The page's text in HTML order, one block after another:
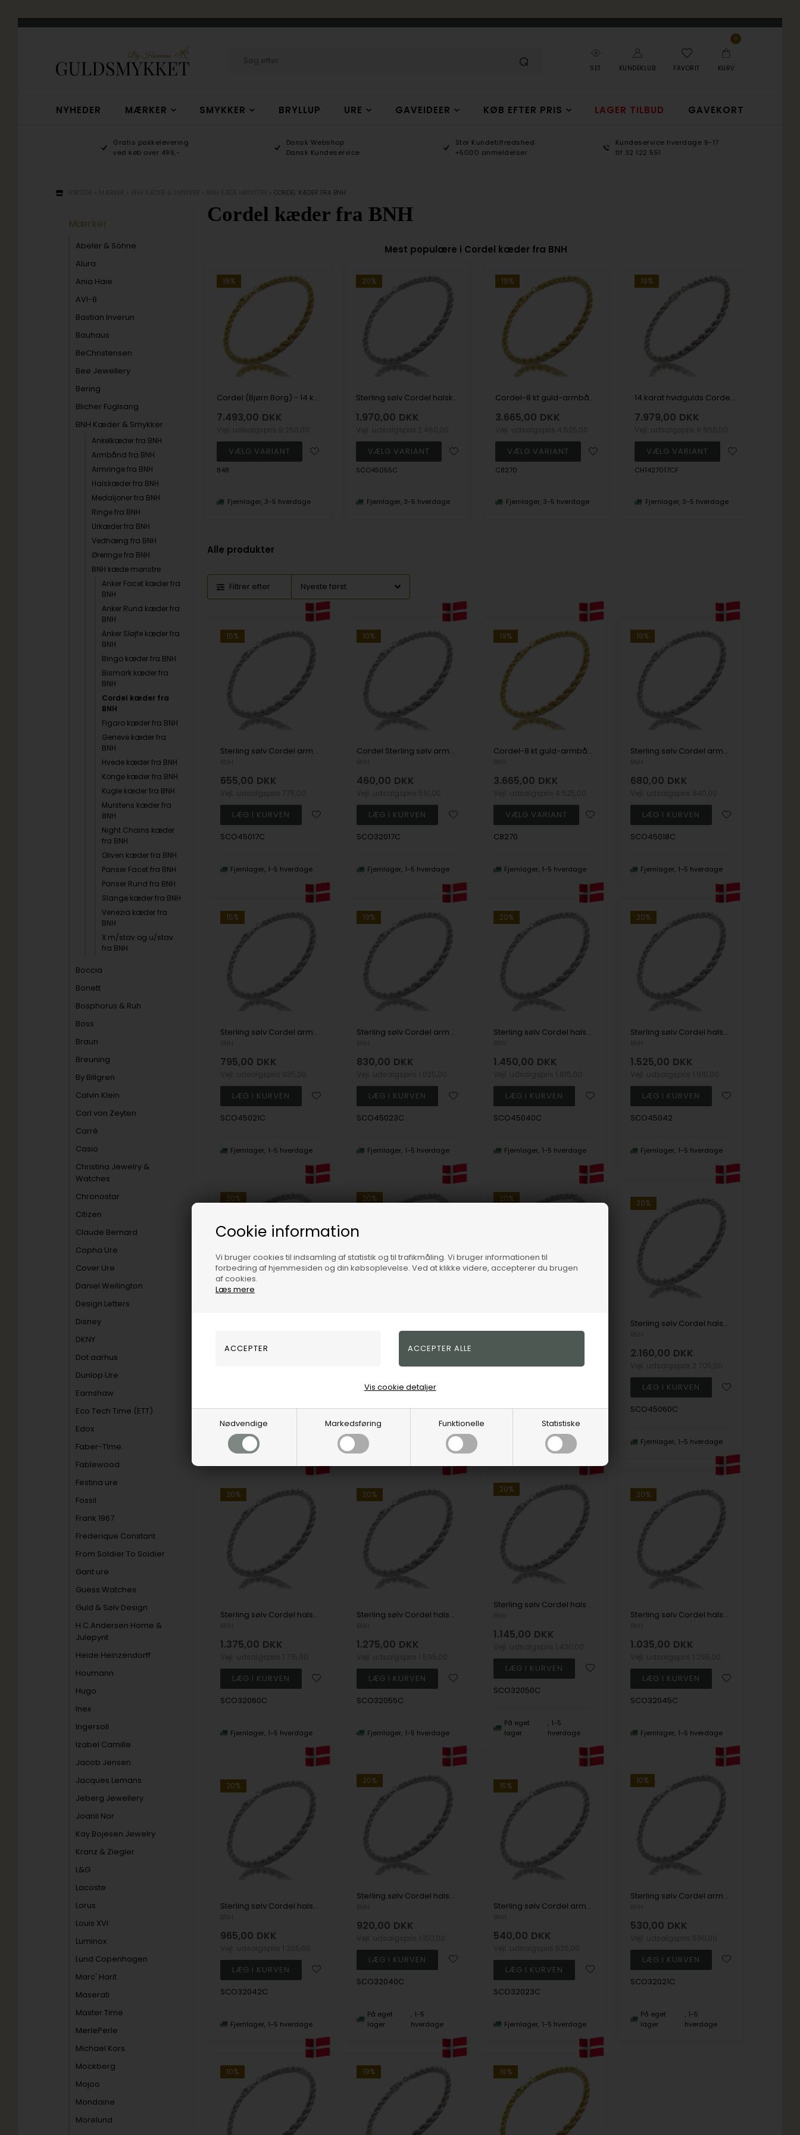
Cookie information
Vi bruger cookies til indsamling af statistik og til trafikmåling. Vi bruger informationen til
forbedring af hjemmesiden og din købsoplevelse. Ved at klikke videre, accepterer du brugen
af cookies.
Læs mere
Nødvendige Markedsføring Funktionelle Statistiske
Vis cookie detaljer
SET KUNDEKLUB FAVORIT
0
KURV
NYHEDER MÆRKER SMYKKER BRYLLUP URE GAVEIDEER KØB EFTER PRIS LAGER TILBUD GAVEKORT
Gratis pakkelevering
ved køb over 499,-
Dansk Webshop
Dansk Kundeservice
Stor Kundetilfredshed
+5000 anmeldelser
Kundeservice hverdage 9-17
tlf 32 122 551
»CORDEL KÆDER FRA BNH
Mærker
Abeler & Söhne
Alura
Ania Haie
AVI-8
Bastian Inverun
Bauhaus
BeChristensen
Bee Jewellery
Bering
Blicher Fuglsang
BNH Kæder & Smykker
Ankelkæder fra BNH
Armbånd fra BNH
Armringe fra BNH
Halskæder fra BNH
Medaljoner fra BNH
Ringe fra BNH
Urkæder fra BNH
Vedhæng fra BNH
Øreringe fra BNH
BNH kæde mønstre
Anker Facet kæder fra
BNH
Anker Rund kæder fra
BNH
Anker Sløjfe kæder fra
BNH
Bingo kæder fra BNH
Bismark kæder fra
BNH
Cordel kæder fra
BNH
Figaro kæder fra BNH
Geneve kæder fra
BNH
Hvede kæder fra BNH
Konge kæder fra BNH
Kugle kæder fra BNH
Murstens kæder fra
BNH
Night Chains kæder
fra BNH
Oliven kæder fra BNH
Panser Facet fra BNH
Panser Rund fra BNH
Slange kæder fra BNH
Venezia kæder fra
BNH
X m/stav og u/stav
fra BNH
Boccia
Bonett
Bosphorus & Ruh
Boss
Braun
Breuning
By Billgren
Calvin Klein
Carl von Zeyten
Carré
Casio
Christina Jewelry &
Watches
Chronostar
Citizen
Claude Bernard
Copha Ure
Cover Ure
Daniel Wellington
Design Letters
Disney
DKNY
Dot aarhus
Dunlop Ure
Earnshaw
Eco Tech Time (ETT)
Edox
Faber-TIme
Fablewood
Festina ure
Fossil
Frank 1967
Frederique Constant
From Soldier To Soldier
Gant ure
Guess Watches
Guld & Sølv Design
H.C.Andersen Home &
Julepynt
Heide Heinzendorff
Houmann
Hugo
Inex
Ingersoll
Izabel Camille
Jacob Jensen
Jacques Lemans
Jeberg Jewellery
Joanli Nor
Kay Bojesen Jewelry
Kranz & Ziegler
L&G
Lacoste
Lorus
Louis XVI
Luminox
Lund Copenhagen
Marc' Harit
Maserati
Master Time
MerlePerle
Michael Kors
Mockberg
Mojoo
Mondaine
Morelund
Cordel kæder fra BNH
Mest populære i Cordel kæder fra BNH
19%
Cordel (Bjørn Borg) - 14 kt guld - armbånd og halskæde - 3 bredder og 10 længder
7.493,00 DKK
848
Fjernlager, 3-5 hverdage
20%
Sterling sølv Cordel halskæde 4,5 mm i 55 cm
1.970,00 DKK
SCO45055C
Fjernlager, 3-5 hverdage
19%
Cordel-8 kt guld-armbånd og halskæde-2 bredder og 10 længder
3.665,00 DKK
C8270
Fjernlager, 3-5 hverdage
19%
14 karat hvidgulds Cordel armbånd, 2,7 mm og 17 cm
7.979,00 DKK
CH1427017CF
Fjernlager, 3-5 hverdage
Alle produkter
Filtrer efter
15%
Sterling sølv Cordel armbånd 4,5 mm i 17 cm
655,00 DKK
SCO45017C
Fjernlager 1-5 hverdage
10%
Cordel Sterling sølv armbånd 3,2 mm i 17 cm
460,00 DKK
SCO32017C
Fjernlager 1-5 hverdage
19%
Cordel-8 kt guld-armbånd og halskæde-2 bredder og 10 længder
3.665,00 DKK
C8270
Fjernlager 1-5 hverdage
19%
Sterling sølv Cordel armbånd 4,5 mm i 18½ cm
680,00 DKK
SCO45018C
Fjernlager 1-5 hverdage
15%
Sterling sølv Cordel armbånd 4,5 mm i 21 cm
795,00 DKK
SCO45021C
Fjernlager 1-5 hverdage
19%
Sterling sølv Cordel armbånd 4,5 mm i 23 cm
830,00 DKK
SCO45023C
Fjernlager 1-5 hverdage
20%
Sterling sølv Cordel halskæde 4,5 mm i 40 cm
1.450,00 DKK
SCO45040C
Fjernlager 1-5 hverdage
20%
Sterling sølv Cordel halskæde 4,5 mm i 42 cm
1.525,00 DKK
SCO45042
Fjernlager 1-5 hverdage
20%
1.635,00 DKK
lager
20%
DKK
lager
20%
hverdage
20%
Sterling sølv Cordel halskæde 4,5 mm i 60 cm
2.160,00 DKK
SCO45060C
Fjernlager 1-5 hverdage
20%
Sterling sølv Cordel halskæde 3,2 mm i 60 cm
1.375,00 DKK
SCO32060C
Fjernlager 1-5 hverdage
20%
Sterling sølv Cordel halskæde 3,2 mm i 55 cm
1.275,00 DKK
SCO32055C
Fjernlager 1-5 hverdage
20%
Sterling sølv Cordel halskæde 3,2 mm i 50 cm
1.145,00 DKK
SCO32050C
På eget
lager
1-5
hverdage
20%
Sterling sølv Cordel halskæde 3,2 mm i 45 cm
1.035,00 DKK
SCO32045C
Fjernlager 1-5 hverdage
20%
Sterling sølv Cordel halskæde 3,2 mm i 42 cm
965,00 DKK
SCO32042C
Fjernlager 1-5 hverdage
20%
Sterling sølv Cordel halskæde 3,2 mm i 40 cm
920,00 DKK
SCO32040C
På eget
lager
1-5
hverdage
15%
Sterling sølv Cordel armbånd 3,2 mm i 23 cm
540,00 DKK
SCO32023C
Fjernlager 1-5 hverdage
10%
Sterling sølv Cordel armbånd 3,2 mm i 21 cm
530,00 DKK
SCO32021C
På eget
lager
1-5
hverdage
10% 19% 19%